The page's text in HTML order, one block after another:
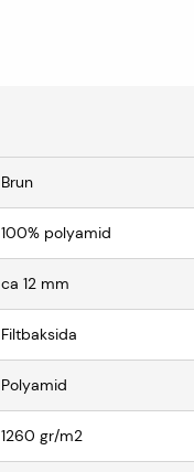
Brun
100% polyamid
ca 12 mm
Filtbaksida
Polyamid
1260 gr/m2